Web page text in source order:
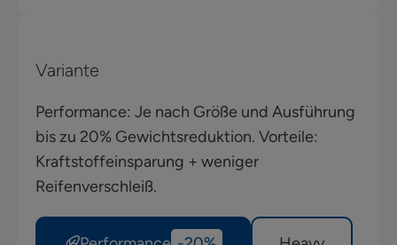
Variante
Performance: Je nach Größe und Ausführung
bis zu 20% Gewichtsreduktion. Vorteile:
Kraftstoffeinsparung + weniger
Reifenverschleiß.